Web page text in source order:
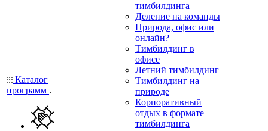
Каталог
программ
тимбилдинга
Деление на команды
Природа, офис или
онлайн?
Тимбилдинг в
офисе
Летний тимбилдинг
Тимбилдинг на
природе
Корпоративный
отдых в формате
тимбилдинга